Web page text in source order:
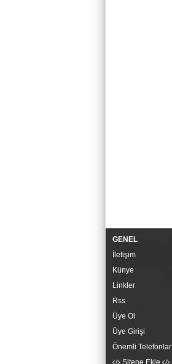
GENEL
İletişim
Künye
Linkler
Rss
Üye Ol
Üye Girişi
Önemli Telefonlar
Sitene Ekle